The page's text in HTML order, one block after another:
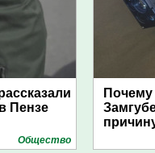
Пензе
Общество